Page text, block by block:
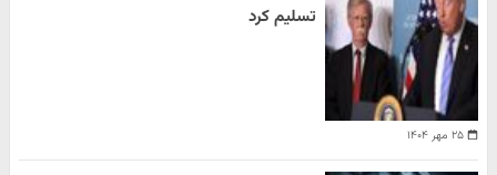
۲۵ مهر ۱۴۰۴
تسلیم کرد